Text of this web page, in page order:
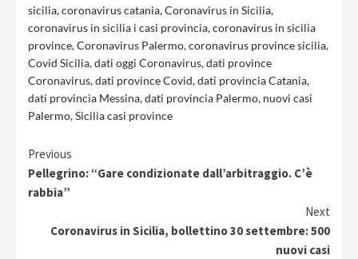
sicilia,coronavirus catania,Coronavirus in Sicilia,
coronavirus in sicilia i casi provincia,coronavirus in sicilia
province,Coronavirus Palermo,coronavirus province sicilia,
Covid Sicilia,dati oggi Coronavirus,dati province
Coronavirus,dati province Covid,dati provincia Catania,
dati provincia Messina,dati provincia Palermo, nuovi casi
Palermo,Sicilia casi province
Continue
Reading
Previous
Pellegrino: “Gare condizionate dall’arbitraggio. C’è
rabbia”
Next
Coronavirus in Sicilia, bollettino 30 settembre: 500
nuovi casi